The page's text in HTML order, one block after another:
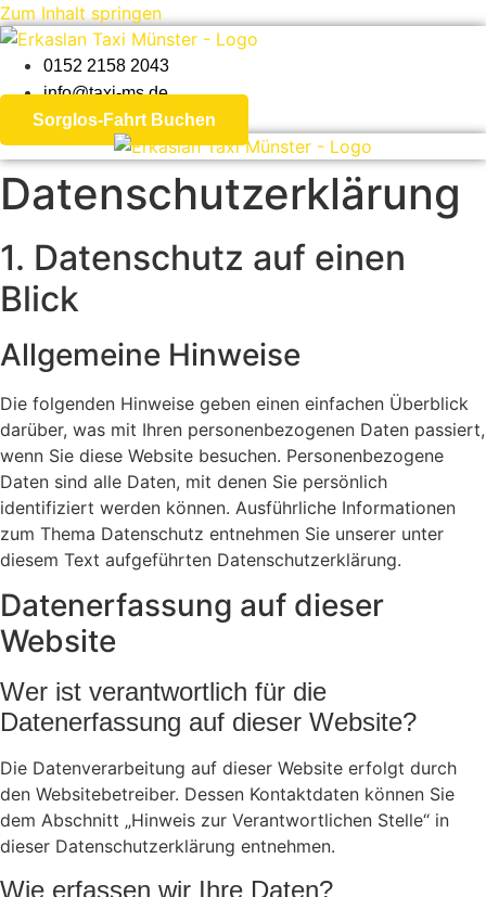
Zum Inhalt springen
0152 2158 2043
info@taxi-ms.de
Sorglos-Fahrt Buchen
Datenschutz­erklärung
1. Datenschutz auf einen
Blick
Allgemeine Hinweise
Die folgenden Hinweise geben einen einfachen Überblick
darüber, was mit Ihren personenbezogenen Daten passiert,
wenn Sie diese Website besuchen. Personenbezogene
Daten sind alle Daten, mit denen Sie persönlich
identifiziert werden können. Ausführliche Informationen
zum Thema Datenschutz entnehmen Sie unserer unter
diesem Text aufgeführten Datenschutzerklärung.
Datenerfassung auf dieser
Website
Wer ist verantwortlich für die
Datenerfassung auf dieser Website?
Die Datenverarbeitung auf dieser Website erfolgt durch
den Websitebetreiber. Dessen Kontaktdaten können Sie
dem Abschnitt „Hinweis zur Verantwortlichen Stelle“ in
dieser Datenschutzerklärung entnehmen.
Wie erfassen wir Ihre Daten?